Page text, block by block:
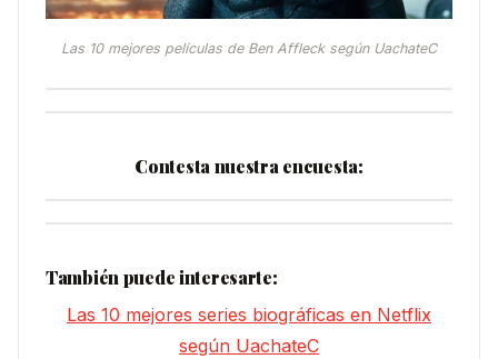
Las 10 mejores películas de Ben Affleck según UachateC
Contesta nuestra encuesta:
También puede interesarte:
Las 10 mejores series biográficas en Netflix
según UachateC